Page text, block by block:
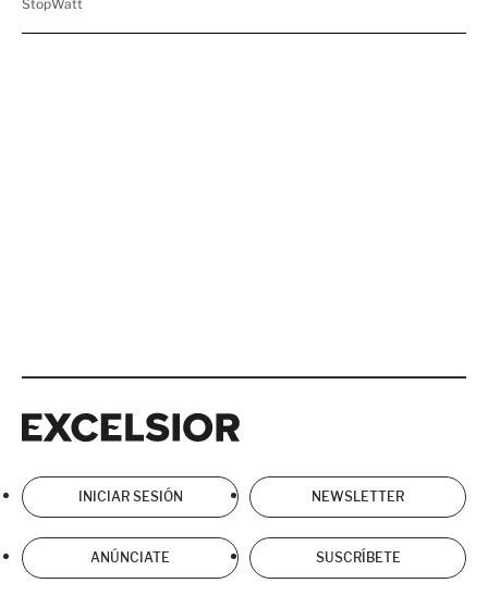
INICIAR SESIÓN NEWSLETTER
ANÚNCIATE SUSCRÍBETE